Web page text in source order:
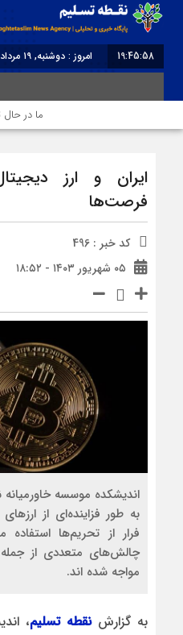
19:45:58
امروز : دوشنبه, ۱۹ مرداد , ۱۴۰۵
ما در حال
ایران و ارز
فرصت‌ها
کد خبر : 496
۰۵ شهریور ۱۴۰۳ - ۱۸:۵۲
اندیشکده موسسه
به طور فزاینده‌ای از
فرار از تحریم‌ها استفاده
چالش‌های متعددی از جمله
مواجه شده اند.
به گزارشنقطه تسلیم،